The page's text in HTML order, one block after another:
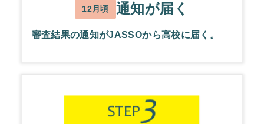
12月頃 通知が届く
審査結果の通知がJASSOから高校に届く。